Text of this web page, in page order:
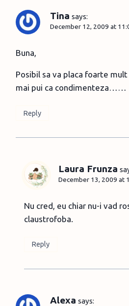
Tina says:
December 12, 2009 at
Buna,
Posibil sa va placa foarte mult
mai pui ca condimenteza……
Reply
Laura Frunza
December 13, 2009 at
Nu cred, eu chiar nu-i vad
claustrofoba.
Reply
Alexa says: